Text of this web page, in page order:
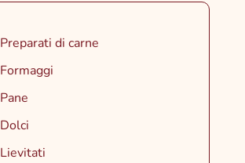
Preparati di carne
Formaggi
Pane
Dolci
Lievitati